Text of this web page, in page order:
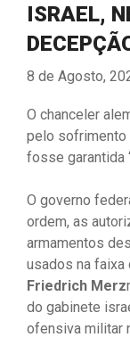
ISRAEL,
8 de Agosto,
O chanceler
pelo sofrimento
fosse garantida
O governo
ordem, as
armamentos
usados na faixa
Friedrich Merz
do gabinete
ofensiva militar